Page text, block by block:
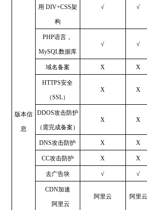
兰等欧洲用户访问速度快，无需备
⑤ 迪拜服务器或中东服务器组（
器）：位于中东，阿联酋、非洲
拉伯、巴基斯坦，西亚各国访问速
备案；
⑥ 马来西亚或马来西亚服务器组
港服务器）：位于东南亚，马来
菲律宾、印度尼西亚用户访问较
⑦ 莫斯科服务器或莫斯科服务器组
港服务器）：俄罗斯、乌克兰、哈
家的用户访问速度较快 ，无需备案
⑧ 巴西服务器或巴西服务器组（
器）：巴西、阿根廷等南美用户访
无需备案。
◆ 11、404页面设置
◆ 12、友情链接
◆ 13、抓取频率和权重
◆ 14 、语言标签
◆ 15、设置变量规则
◆ 16、AMP/MIP移动站
◆ 17、一键提交谷歌Search
版本信
息
用 DIV+CSS架
构
√ √
PHP语言，
MySQL数据库
√ √
域名备案 X X
HTTPS安全
（SSL）
X X
DDOS攻击防护
（需完成备案）
X X
DNS攻击防护 X X
CC攻击防护 X X
去广告块 √ √
CDN加速
阿里云
阿里云 阿里云